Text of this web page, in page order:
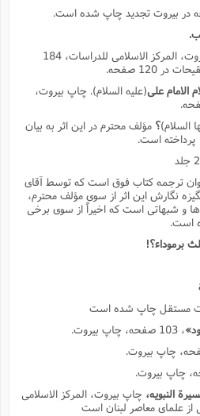
، چاپ بیروت، المرکز الاسلامى للدراسات، 184
120 صفحه.
(علیه السلام). چاپ بیروت،
السلام)؟مؤلف محترم در این اثر به بیان
پرداخته است.
ترجمه کتاب فوق است که توسط آقاى
نگارش این اثر از سوى مؤلف محترم،
و شبهاتى است که اخیراً از سوى برخى
است.
مستقل چاپ شده است
، 103 صفحه، چاپ بیروت.
چاپ بیروت، المرکز الاسلامى